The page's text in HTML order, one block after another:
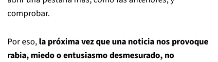
comprobar.
Por eso, la próxima vez que una noticia nos provoque
rabia, miedo o entusiasmo desmesurado, no